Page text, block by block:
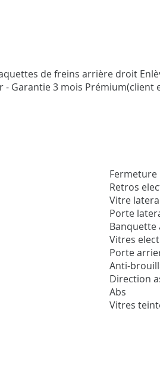
de freins arrière droit
Garantie 3 mois Prémium(client
Retros
Vitre
Porte
Vitres
Porte
Anti-
Direction
Abs
Vitres